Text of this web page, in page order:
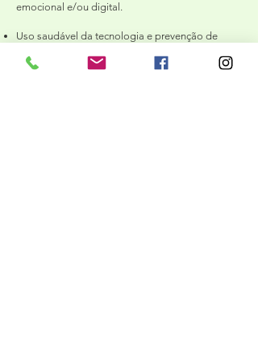
emocional e/ou digital.
Uso saudável da tecnologia e prevenção de